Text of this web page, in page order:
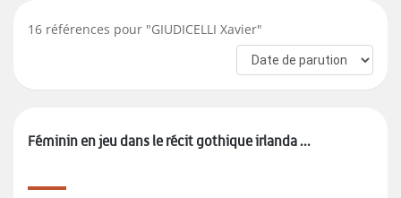
16 références pour "GIUDICELLI Xavier"
Féminin en jeu dans le récit gothique irlanda ...